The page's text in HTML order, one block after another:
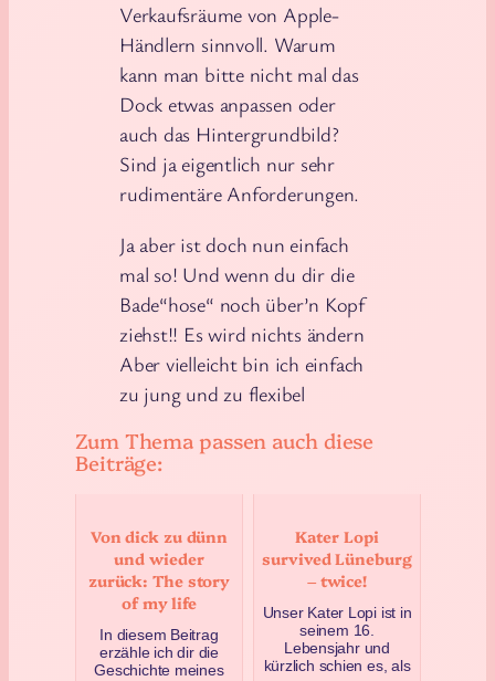
Verkaufsräume von Apple-
Händlern sinnvoll. Warum
kann man bitte nicht mal das
Dock etwas anpassen oder
auch das Hintergrundbild?
Sind ja eigentlich nur sehr
rudimentäre Anforderungen.
Ja aber ist doch nun einfach
mal so! Und wenn du dir die
Bade“hose“ noch über’n Kopf
ziehst!! Es wird nichts ändern
Aber vielleicht bin ich einfach
zu jung und zu flexibel
Zum Thema passen auch diese
Beiträge:
Von dick zu dünn
und wieder
zurück: The story
of my life
In diesem Beitrag
erzähle ich dir die
Geschichte meines
Kater Lopi
survived Lüneburg
– twice!
Unser Kater Lopi ist in
seinem 16.
Lebensjahr und
kürzlich schien es, als